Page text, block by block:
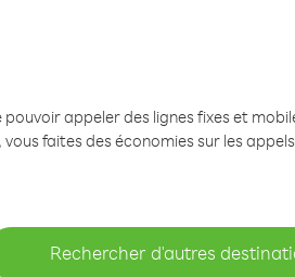
appeler des lignes fixes et
faites des économies sur les
Rechercher d'autres